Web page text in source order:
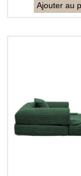
Ajouter au